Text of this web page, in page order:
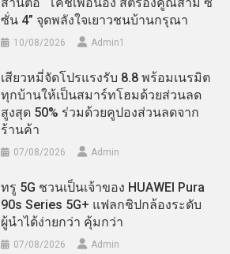
ซั่น 4” จุดพลังใจเยาวชนบ้านกรุณา
10/08/2026 Admin​1
เสียวหมี่จัดโปรแรงรับ 8.8 พร้อมเนรมิต
ทุกบ้านให้เป็นสมาร์ทโฮมด้วยส่วนลด
สูงสุด 50% ร่วมด้วยคูปองส่วนลดจาก
ร้านค้า
07/08/2026 Admin
ทรู 5G ชวนเป็นเจ้าของ HUAWEI Pura
90s Series 5G+ แฟลกชิปกล้องระดับ
ผู้นำได้ง่ายกว่า คุ้มกว่า
07/08/2026 Admin